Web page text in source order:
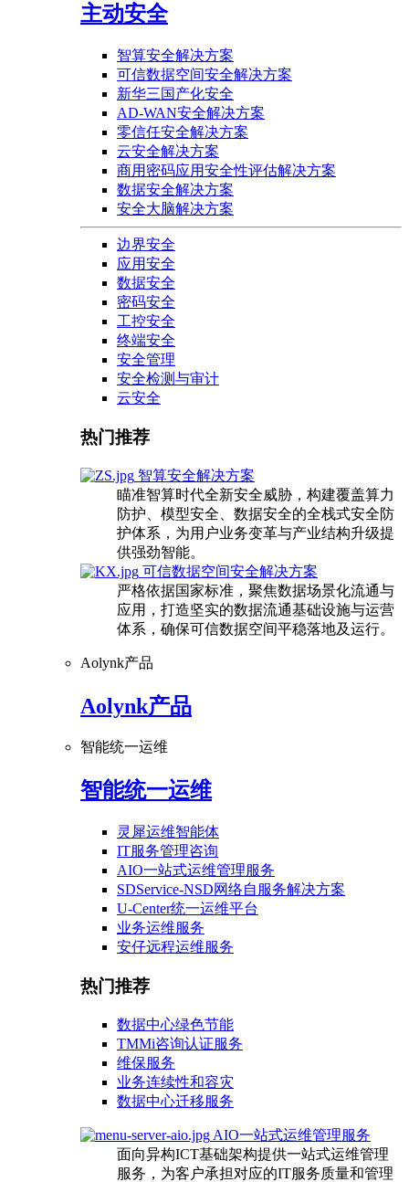
主动安全
智算安全解决方案
可信数据空间安全解决方案
新华三国产化安全
AD-WAN安全解决方案
零信任安全解决方案
云安全解决方案
商用密码应用安全性评估解决方案
数据安全解决方案
安全大脑解决方案
边界安全
应用安全
数据安全
密码安全
工控安全
终端安全
安全管理
安全检测与审计
云安全
热门推荐
智算安全解决方案
瞄准智算时代全新安全威胁，构建覆盖算力
防护、模型安全、数据安全的全栈式安全防
护体系，为用户业务变革与产业结构升级提
供强劲智能。
可信数据空间安全解决方案
严格依据国家标准，聚焦数据场景化流通与
应用，打造坚实的数据流通基础设施与运营
体系，确保可信数据空间平稳落地及运行。
Aolynk产品
Aolynk产品
智能统一运维
智能统一运维
灵犀运维智能体
IT服务管理咨询
AIO一站式运维管理服务
SDService-NSD网络自服务解决方案
U-Center统一运维平台
业务运维服务
安仔远程运维服务
热门推荐
数据中心绿色节能
TMMi咨询认证服务
维保服务
业务连续性和容灾
数据中心迁移服务
AIO一站式运维管理服务
面向异构ICT基础架构提供一站式运维管理
服务，为客户承担对应的IT服务质量和管理